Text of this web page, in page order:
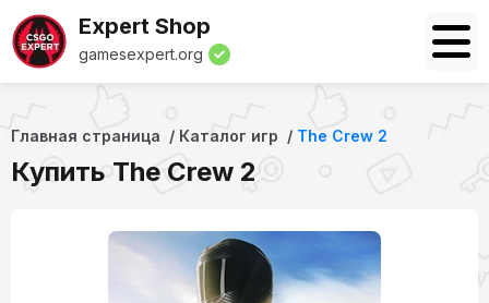
Expert Shop
gamesexpert.org
Главная страница Каталог игр The Crew 2
Купить The Crew 2